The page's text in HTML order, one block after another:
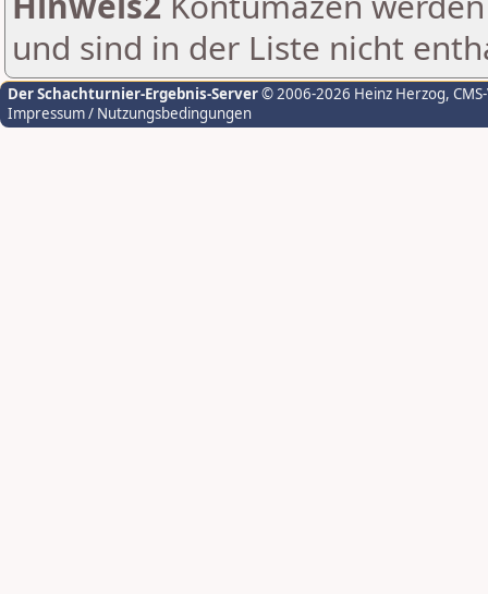
und sind in der Liste nicht
Der Schachturnier-Ergebnis-Server© 2006-2026 Heinz Herzog,
Impressum / Nutzungsbedingungen